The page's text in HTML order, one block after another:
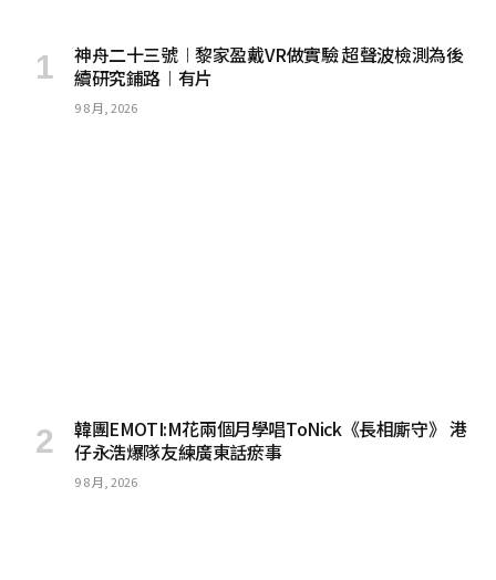
神舟二十三號︱黎家盈戴VR做實驗 超聲波檢測為後
續研究鋪路︱有片
9 8 月, 2026
韓團EMOTI:M花兩個月學唱ToNick《長相廝守》 港
仔永浩爆隊友練廣東話瘀事
9 8 月, 2026